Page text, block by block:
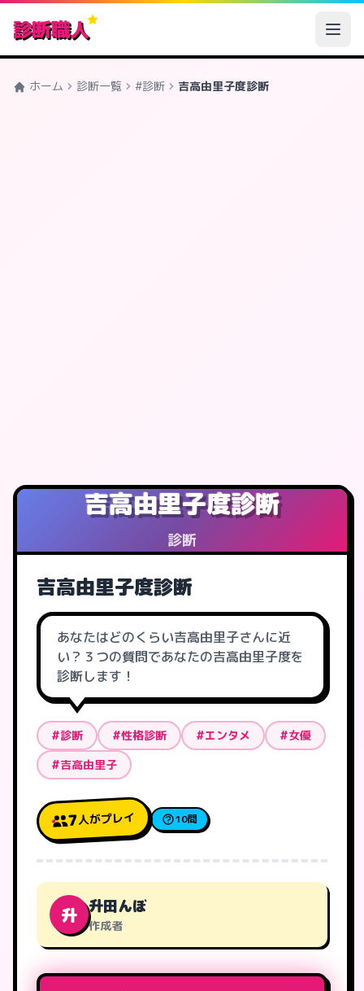
診断職人
ホーム 診断一覧 #診断 吉高由里子度診断
吉高由里子度診断
診断
吉高由里子度診断
あなたはどのくらい吉高由里子さんに近
い？３つの質問であなたの吉高由里子度を
診断します！
#診断 #性格診断 #エンタメ
#女優
#吉高由里子
7人がプレイ 10問
升 升田んぼ
作成者